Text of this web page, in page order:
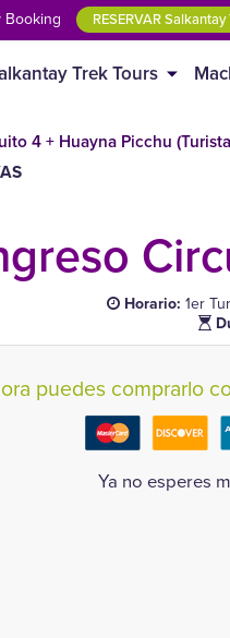
Booking RESERVAR
Trek Tours
4 + Huayna Picchu
Horario: 1er
puedes comprarlo
Ya no esperes